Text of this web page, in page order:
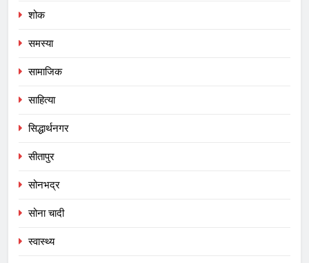
शोक
समस्या
सामाजिक
साहित्या
सिद्धार्थनगर
सीतापुर
सोनभद्र
सोना चादी
स्वास्थ्य